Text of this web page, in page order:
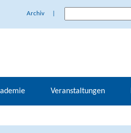
Archiv
Veranstaltungen